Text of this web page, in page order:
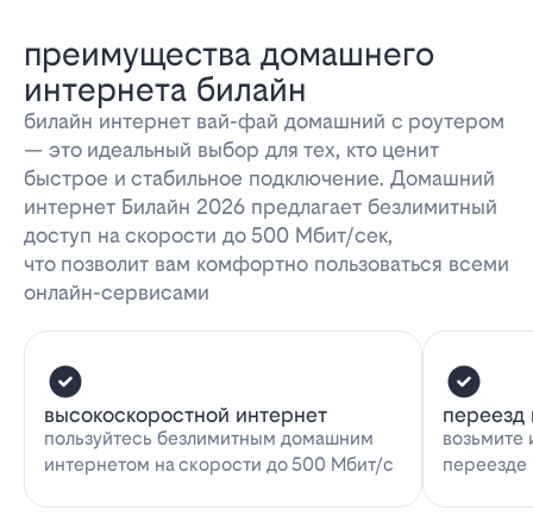
преимущества домашнего
интернета билайн
билайн интернет вай-фай домашний с роутером
— это идеальный выбор для тех, кто ценит
быстрое и стабильное подключение. Домашний
интернет Билайн 2026 предлагает безлимитный
доступ на скорости до 500 Мбит/сек,
что позволит вам комфортно пользоваться всеми
онлайн-сервисами
высокоскоростной интернет
пользуйтесь безлимитным домашним
интернетом на скорости до 500 Мбит/с
переезд
возьмите
переезде